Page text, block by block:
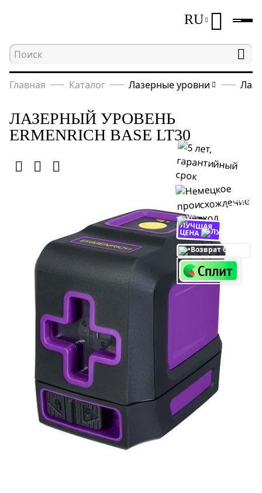
RU
Главная Каталог Лазерные уровни
ЛАЗЕРНЫЙ УРОВЕНЬ
ERMENRICH BASE LT30
ЛУЧШАЯ
ЦЕНА